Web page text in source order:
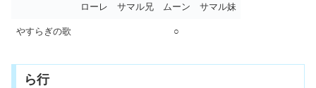
ローレ サマル兄 ムーン サマル妹
やすらぎの歌 ○
ら行